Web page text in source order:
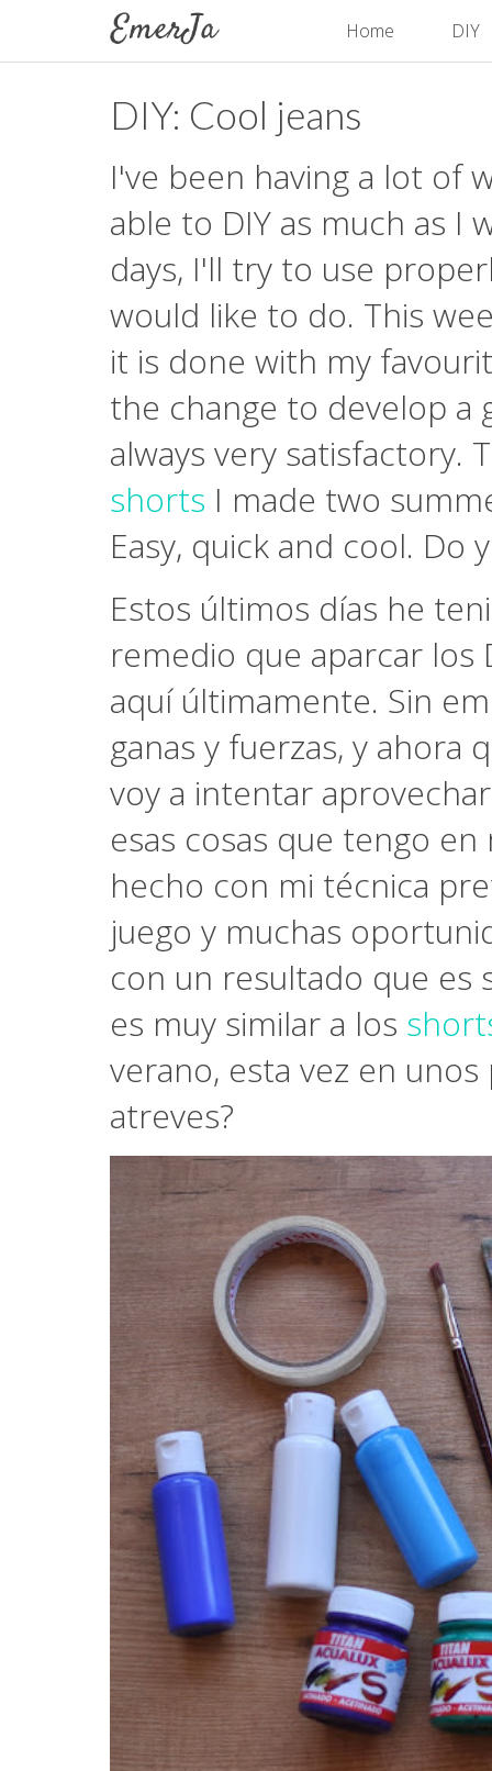
Home DIY
DIY: Cool jeans
I've been having a lot of
able to DIY as much as I
days, I'll try to use
would like to do. This
it is done with my
the change to develop a
always very satisfactory.
shorts I made two
Easy, quick and cool. Do
Estos últimos días he
remedio que aparcar los
aquí últimamente. Sin
ganas y fuerzas, y ahora
voy a intentar
esas cosas que tengo
hecho con mi técnica
juego y muchas
con un resultado que es
es muy similar a los
verano, esta vez en
atreves?